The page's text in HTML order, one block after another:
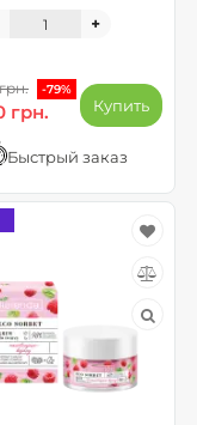
-79%
грн. Купить
Быстрый заказ